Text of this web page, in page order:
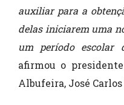
auxiliar para a
delas iniciarem uma
um período escolar
afirmou o
Albufeira, José Carlos